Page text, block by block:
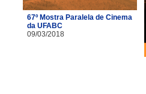
67º Mostra Paralela de Cinema
da UFABC
09/03/2018